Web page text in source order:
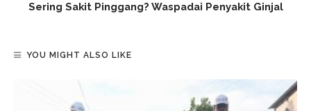
Sering Sakit Pinggang? Waspadai Penyakit Ginjal
YOU MIGHT ALSO LIKE